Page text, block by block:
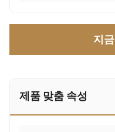
지
제품 맞춤 속성